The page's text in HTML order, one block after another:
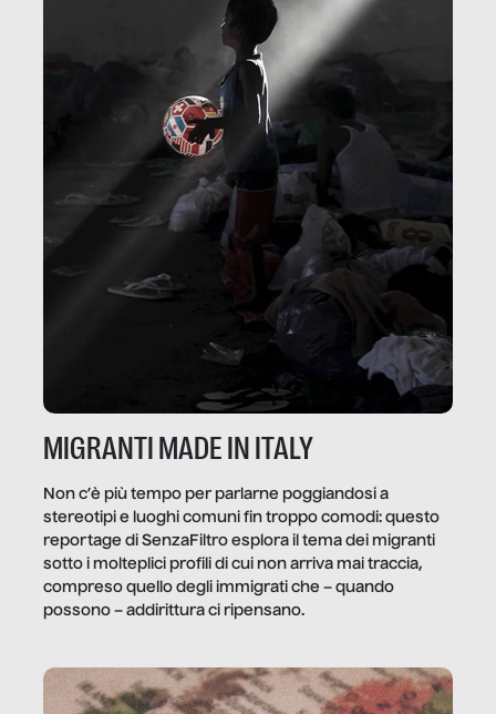
MIGRANTI MADE IN ITALY
Non c’è più tempo per parlarne poggiandosi a
stereotipi e luoghi comuni fin troppo comodi: questo
reportage di SenzaFiltro esplora il tema dei migranti
sotto i molteplici profili di cui non arriva mai traccia,
compreso quello degli immigrati che – quando
possono – addirittura ci ripensano.